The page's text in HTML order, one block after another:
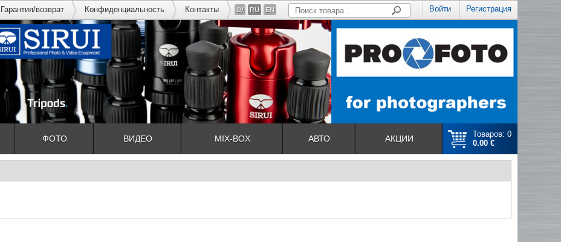
Гарантия/возврат Конфиденциальность Контакты Войти Регистрация
LV RU EN
Товаров: 0
0.00 €
ФОТО ВИДЕО MIX-BOX АВТО АКЦИИ